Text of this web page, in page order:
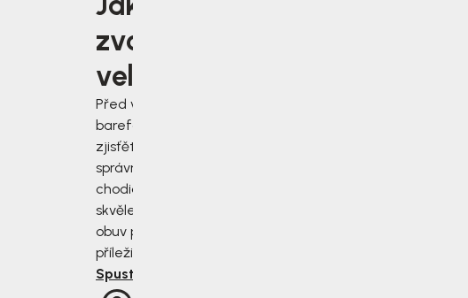
zvolit
velikost?
Před výběrem
barefoot bot
zjisťěte jak
správně změřit
chodidla a vybrat
skvěle padnoucí
obuv pro každou
příležitost.
Spustit rádce